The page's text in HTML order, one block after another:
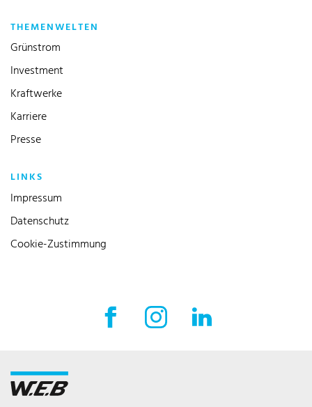
THEMENWELTEN
Grünstrom
Investment
Kraftwerke
Karriere
Presse
LINKS
Impressum
Datenschutz
Cookie-Zustimmung
Facebook Externer Link
Instagram Externer Link